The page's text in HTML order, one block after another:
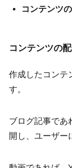
コンテンツ
コンテンツの
作成したコンテ
す。
ブログ記事であ
開し、ユーザー